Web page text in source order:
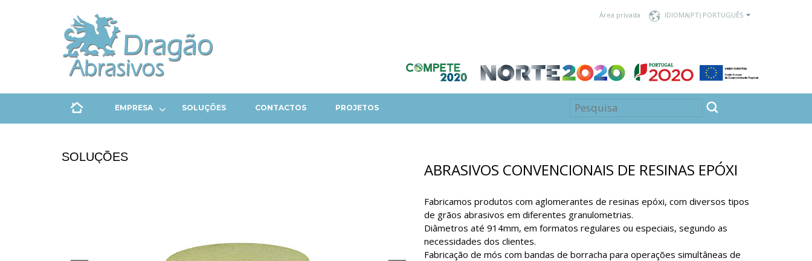
Área privada IDIOMA
EMPRESA SOLUÇÕES CONTACTOS PROJETOS
SOLUÇÕES
ABRASIVOS CONVENCIONAIS DE RESINAS EPÓXI
Fabricamos produtos com aglomerantes de resinas epóxi, com diversos tipos
de grãos abrasivos em diferentes granulometrias.
Diâmetros até 914mm, em formatos regulares ou especiais, segundo as
necessidades dos clientes.
Fabricação de mós com bandas de borracha para operações simultâneas de